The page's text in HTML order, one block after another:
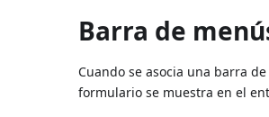
Barra de
Cuando se asocia una barra
formulario se muestra en el